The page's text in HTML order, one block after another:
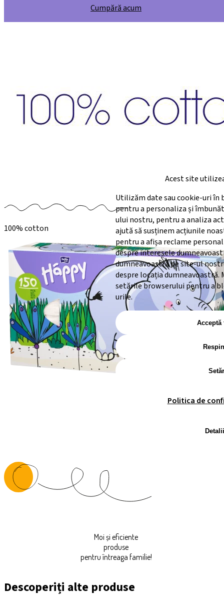
Cumpără acum
100% cotton
Moi și eficiente
produse
pentru întreaga familie!
Descoperiți alte produse
Acest site
Utilizăm date sau cookie-uri în
pentru a personaliza și
ului nostru, pentru a analiza
ajută să susținem acțiunile
pentru a afișa reclame
despre interesele
dumneavoastră pe site-ul
despre locația dumneavoastră.
setările browserului pentru a
urile.
Acceptă
Politica de
Detalii